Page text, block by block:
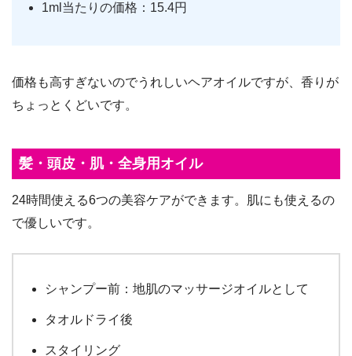
1ml当たりの価格：15.4円
価格も高すぎないのでうれしいヘアオイルですが、香りが
ちょっとくどいです。
髪・頭皮・肌・全身用オイル
24時間使える6つの美容ケアができます。肌にも使えるの
で優しいです。
シャンプー前：地肌のマッサージオイルとして
タオルドライ後
スタイリング